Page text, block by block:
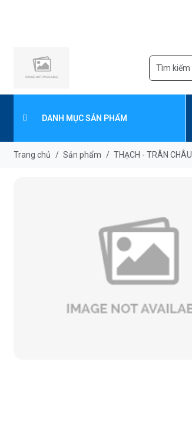
DANH MỤC SẢN PHẨM
Trang chủ / Sản phẩm / THẠCH - TRÂN CHÂU